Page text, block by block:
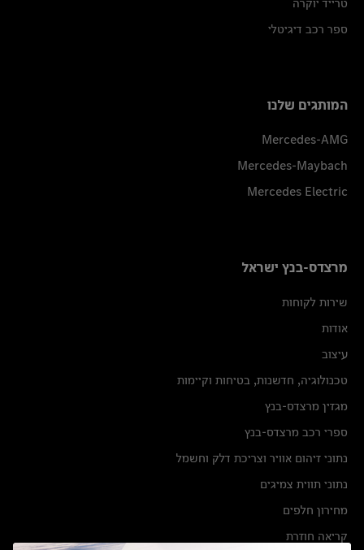
ספר רכב דיגיטלי
המותגים שלנו
Mercedes-AMG
Mercedes-Maybach
Mercedes Electric
מרצדס-בנץ ישראל
שירות לקוחות
אודות
עיצוב
טכנולוגיה, חדשנות, בטיחות וקיימות
מגזין מרצדס-בנץ
ספרי רכב מרצדס-בנץ
נתוני זיהום אוויר וצריכת דלק וחשמל
נתוני תווית צמיגים
מחירון חלפים
קריאה חוזרת